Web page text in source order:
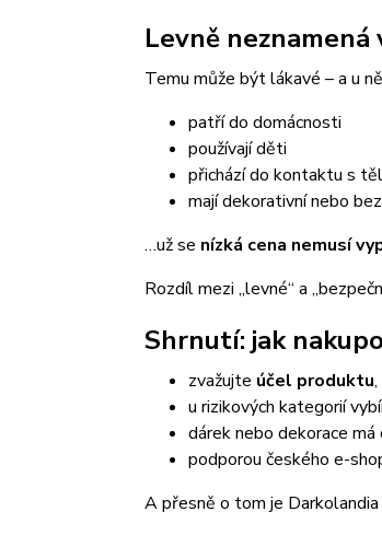
Levně neznamená
Temu může být lákavé – a u
patří do domácnosti
používají děti
přichází do kontaktu s
mají dekorativní nebo
…už se nízká cena nemusí
Rozdíl mezi „levné“ a
Shrnutí: jak
zvažujte účel produktu
u rizikových kategorií
dárek nebo dekorace
podporou českého e-
A přesně o tom je